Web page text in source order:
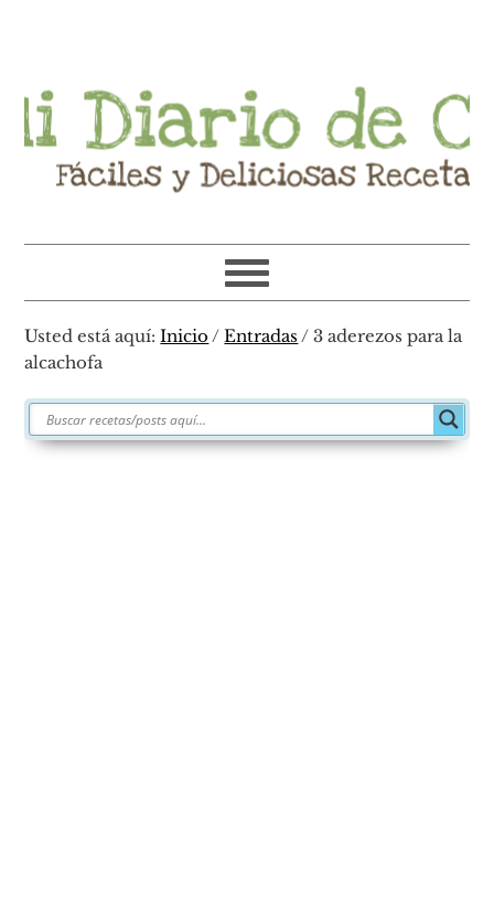
principal
principal
barra
lateral
primaria
de
página
Usted está aquí:Inicio / Entradas / 3 aderezos para la
alcachofa